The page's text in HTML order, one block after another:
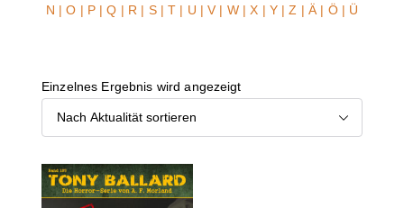
N |O | P|Q | R | S|T | U | V | W| X | Y | Z | Ä | Ö | Ü
Einzelnes Ergebnis wird angezeigt